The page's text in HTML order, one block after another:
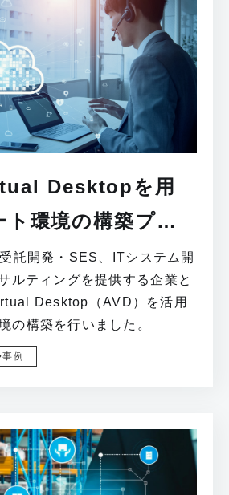
Desktopを用
ト環境の構築プロ
託開発・SES、ITシステム開
ルティングを提供する企業と
Desktop（AVD）を活用
の構築を行いました。
事例